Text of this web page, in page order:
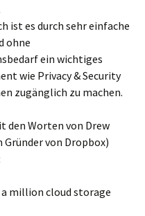
ist es durch sehr einfache
ohne
ein wichtiges
wie Privacy & Security
zugänglich zu machen.
den Worten von Drew
von Dropbox)
a million cloud storage